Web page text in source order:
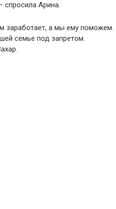
спросила Арина.
заработает, а мы ему поможем.
семье под запретом.